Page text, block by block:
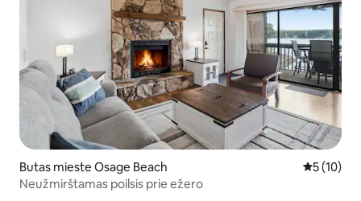
Butas mieste Osage Beach Vidutinis
5 (10)
Neužmirštamas poilsis prie ežero